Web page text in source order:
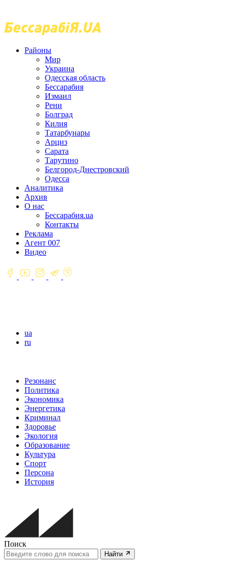
Районы
Мир
Украина
Одесская область
Бессарабия
Измаил
Рени
Болград
Килия
Татарбунары
Арциз
Сарата
Тарутино
Белгород-Днестровский
Одесса
Аналитика
Архив
О нас
Бессарабия.ua
Контакты
Реклама
Агент 007
Видео
ua
ru
Резонанс
Политика
Экономика
Энергетика
Криминал
Здоровье
Экология
Образование
Культура
Спорт
Персона
История
Поиск
Найти